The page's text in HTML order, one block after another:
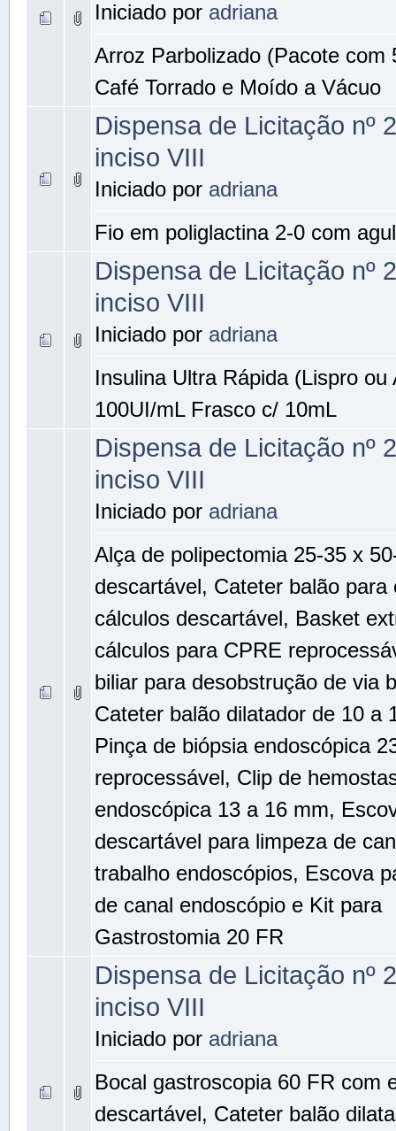
Iniciado por adriana
Arroz Parbolizado (Pacote com
Café Torrado e Moído a Vácuo
Dispensa de Licitação nº
inciso VIII
Iniciado por adriana
Fio em poliglactina 2-0 com
Dispensa de Licitação nº
inciso VIII
Iniciado por adriana
Insulina Ultra Rápida (Lispro ou
100UI/mL Frasco c/ 10mL
Dispensa de Licitação nº
inciso VIII
Iniciado por adriana
Alça de polipectomia 25-35 x
descartável, Cateter balão para
cálculos descartável, Basket
cálculos para CPRE
biliar para desobstrução de via
Cateter balão dilatador de 10 a
Pinça de biópsia endoscópica
reprocessável, Clip de
endoscópica 13 a 16 mm,
descartável para limpeza de
trabalho endoscópios, Escova
de canal endoscópio e Kit para
Gastrostomia 20 FR
Dispensa de Licitação nº
inciso VIII
Iniciado por adriana
Bocal gastroscopia 60 FR com
descartável, Cateter balão